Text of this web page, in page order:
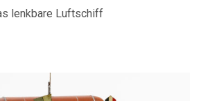
lenkbare Luftschiff